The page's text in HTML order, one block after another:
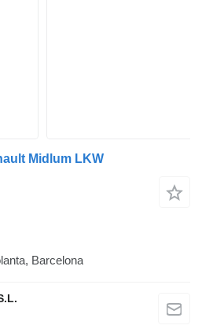
Midlum LKW
Barcelona